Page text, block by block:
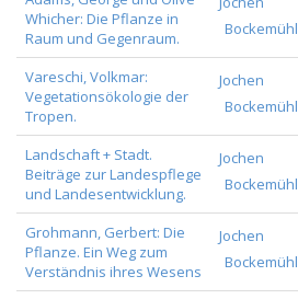
Whicher: Die Pflanze in
Raum und Gegenraum.
Bockemühl
Vareschi, Volkmar:
Vegetationsökologie der
Tropen.
Jochen
Bockemühl
Landschaft + Stadt.
Beiträge zur Landespflege
und Landesentwicklung.
Jochen
Bockemühl
Grohmann, Gerbert: Die
Pflanze. Ein Weg zum
Verständnis ihres Wesens
Jochen
Bockemühl